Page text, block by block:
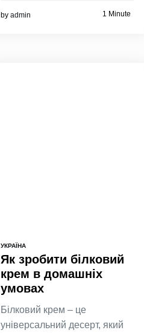
by admin 1 Minute
УКРАЇНА
Як зробити білковий
крем в домашніх
умовах
Білковий крем – це
універсальний десерт, який